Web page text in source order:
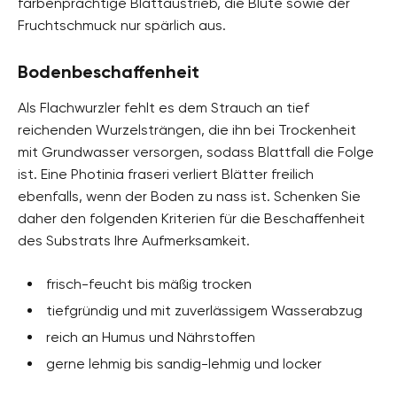
Fruchtschmuck nur spärlich aus.
Bodenbeschaffenheit
Als Flachwurzler fehlt es dem Strauch an tief
reichenden Wurzelsträngen, die ihn bei Trockenheit
mit Grundwasser versorgen, sodass Blattfall die Folge
ist. Eine Photinia fraseri verliert Blätter freilich
ebenfalls, wenn der Boden zu nass ist. Schenken Sie
daher den folgenden Kriterien für die Beschaffenheit
des Substrats Ihre Aufmerksamkeit.
frisch-feucht bis mäßig trocken
tiefgründig und mit zuverlässigem Wasserabzug
reich an Humus und Nährstoffen
gerne lehmig bis sandig-lehmig und locker